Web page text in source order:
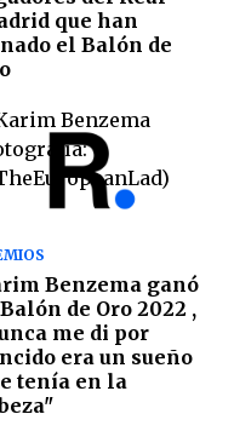
que han
el Balón de
Benzema ganó
de Oro 2022 ,
me di por
era un sueño
tenía en la